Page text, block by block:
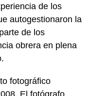
de los
autogestionaron la
de los
obrera en plena
fotográfico
El fotógrafo